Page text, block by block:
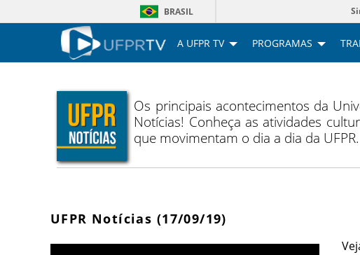
BRASIL
A UFPR TV PROGRAMAS
Os principais acontecimentos da
Notícias! Conheça as atividades
que movimentam o dia a dia da UFPR.
UFPR Notícias (17/09/19)